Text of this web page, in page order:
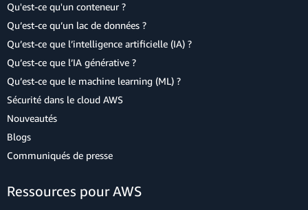
Qu'est-ce qu'un conteneur ?
Qu’est-ce qu’un lac de données ?
Qu’est-ce que l’intelligence artificielle (IA) ?
Qu’est-ce que l’IA générative ?
Qu’est-ce que le machine learning (ML) ?
Sécurité dans le cloud AWS
Nouveautés
Blogs
Communiqués de presse
Ressources pour AWS